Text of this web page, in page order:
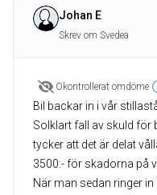
Johan E
Skrev om Svedea
Okontrollerat omdöme
Bil backar in i vår
Solklart fall av skuld för
tycker att det är delat
3500:- för skadorna på
När man sedan ringer